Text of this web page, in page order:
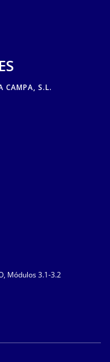
CAMPA, S.L.
Módulos 3.1-3.2